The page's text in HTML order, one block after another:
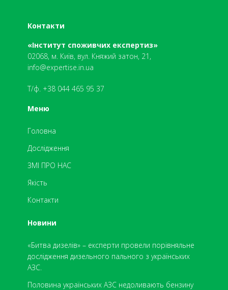
Контакти
«Інститут споживчих експертиз»
02068, м. Київ, вул. Княжий затон, 21,
info@expertise.in.ua
Т/ф. +38 044 465 95 37
Меню
Головна
Дослідження
ЗМІ ПРО НАС
Якість
Контакти
Новини
«Битва дизелів» – експерти провели порівняльне
дослідження дизельного пального з українських
АЗС.
​Половина українських АЗС недоливають бензину